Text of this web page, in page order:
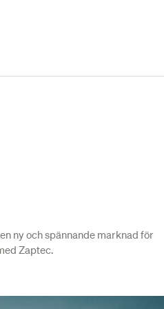
ny och spännande marknad för
Zaptec.